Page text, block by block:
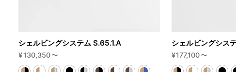
シェルビングシステム S.65.1.A
¥130,350〜
シェルビングシス
¥177,100〜